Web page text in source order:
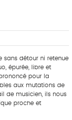
sans détour ni retenue
épurée, libre et
pour la
aux mutations de
de musicien, ils nous
proche et